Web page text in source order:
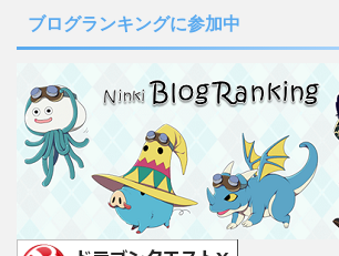
ブログランキングに参加中